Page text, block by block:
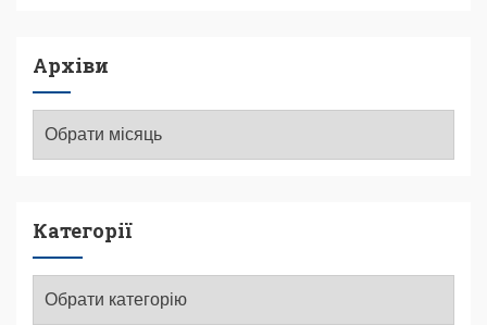
Архіви
Категорії
Категорії